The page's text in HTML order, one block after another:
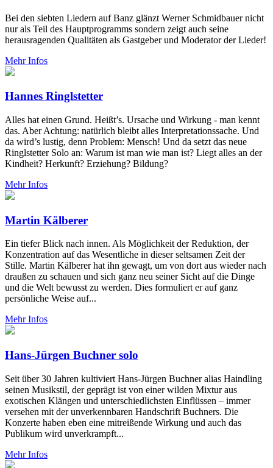
Bei den siebten Liedern auf Banz glänzt Werner Schmidbauer nicht
nur als Teil des Hauptprogramms sondern zeigt auch seine
herausragenden Qualitäten als Gastgeber und Moderator der Lieder!
Mehr Infos
Hannes Ringlstetter
Alles hat einen Grund. Heißt’s. Ursache und Wirkung - man kennt
das. Aber Achtung: natürlich bleibt alles Interpretationssache. Und
da wird’s lustig, denn Problem: Mensch! Und da setzt das neue
Ringlstetter Solo an: Warum ist man wie man ist? Liegt alles an der
Kindheit? Herkunft? Erziehung? Bildung?
Mehr Infos
Martin Kälberer
Ein tiefer Blick nach innen. Als Möglichkeit der Reduktion, der
Konzentration auf das Wesentliche in dieser seltsamen Zeit der
Stille. Martin Kälberer hat ihn gewagt, um von dort aus wieder nach
draußen zu schauen und sich ganz neu seiner Sicht auf die Dinge
und die Welt bewusst zu werden. Dies formuliert er auf ganz
persönliche Weise auf...
Mehr Infos
Hans-Jürgen Buchner solo
Seit über 30 Jahren kultiviert Hans-Jürgen Buchner alias Haindling
seinen Musikstil, der geprägt ist von einer wilden Mixtur aus
exotischen Klängen und unterschiedlichsten Einflüssen – immer
versehen mit der unverkennbaren Handschrift Buchners. Die
Konzerte haben eben eine mitreißende Wirkung und auch das
Publikum wird unverkrampft...
Mehr Infos